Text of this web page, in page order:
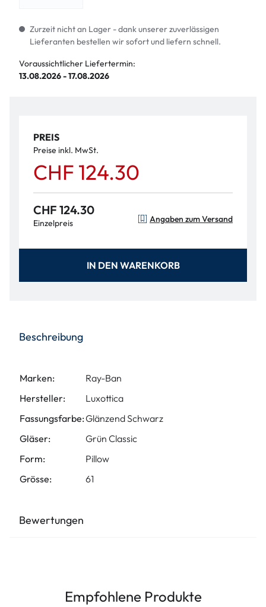
Zurzeit nicht an Lager - dank unserer zuverlässigen
Lieferanten bestellen wir sofort und liefern schnell.
Voraussichtlicher Liefertermin:
13.08.2026 - 17.08.2026
PREIS
Preise inkl. MwSt.
CHF 124.30
CHF 124.30
Einzelpreis Angaben zum Versand
IN DEN WARENKORB
Beschreibung
Marken:
Ray-Ban
Hersteller:
Luxottica
Fassungsfarbe:Glänzend Schwarz
Gläser:
Grün Classic
Form:
Pillow
Grösse:
61
Bewertungen
Empfohlene Produkte